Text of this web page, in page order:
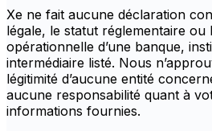
Xe ne fait aucune déclaration
légale, le statut réglementaire ou
opérationnelle d’une banque,
intermédiaire listé. Nous
légitimité d’aucune entité
aucune responsabilité quant à
informations fournies.